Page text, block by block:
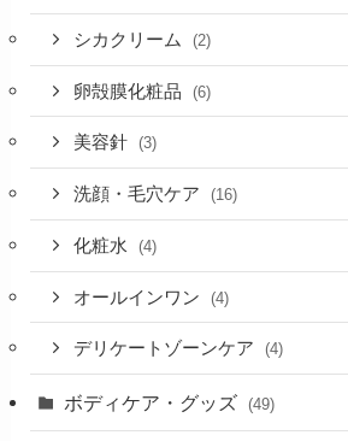
シカクリーム (2)
卵殻膜化粧品 (6)
美容針 (3)
洗顔・毛穴ケア (16)
化粧水 (4)
オールインワン (4)
デリケートゾーンケア (4)
ボディケア・グッズ (49)